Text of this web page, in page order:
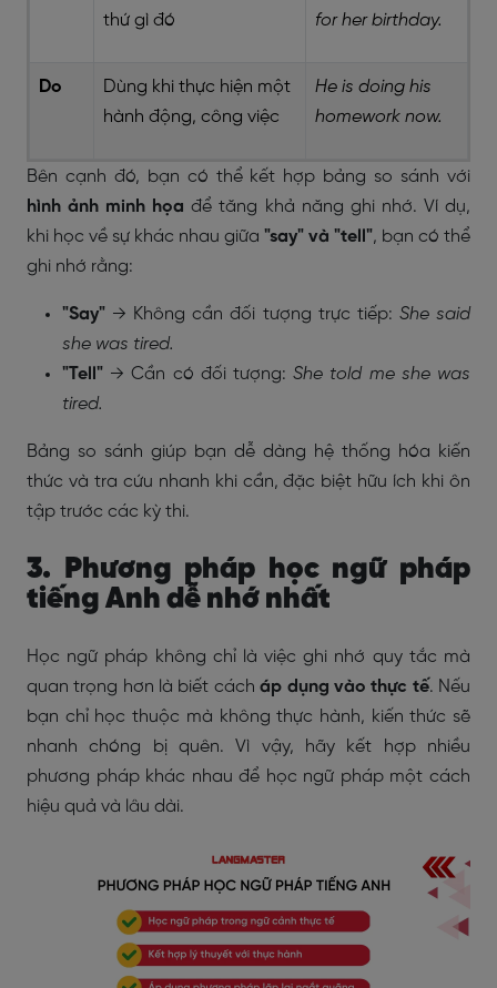
thứ gì đó
for her birthday.
Do
Dùng khi thực hiện một
hành động, công việc
He is doing his
homework now.
Bên cạnh đó, bạn có thể kết hợp bảng so sánh với
hình ảnh minh họa để tăng khả năng ghi nhớ. Ví dụ,
khi học về sự khác nhau giữa "say" và "tell", bạn có thể
ghi nhớ rằng:
"Say" → Không cần đối tượng trực tiếp: She said
she was tired.
"Tell" → Cần có đối tượng:She told me she was
tired.
Bảng so sánh giúp bạn dễ dàng hệ thống hóa kiến
thức và tra cứu nhanh khi cần, đặc biệt hữu ích khi ôn
tập trước các kỳ thi.
3. Phương pháp học ngữ pháp
tiếng Anh dễ nhớ nhất
Học ngữ pháp không chỉ là việc ghi nhớ quy tắc mà
quan trọng hơn là biết cácháp dụng vào thực tế. Nếu
bạn chỉ học thuộc mà không thực hành, kiến thức sẽ
nhanh chóng bị quên. Vì vậy, hãy kết hợp nhiều
phương pháp khác nhau để học ngữ pháp một cách
hiệu quả và lâu dài.